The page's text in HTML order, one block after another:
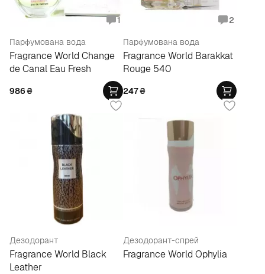
1
Парфумована вода
Fragrance World Change
de Canal Eau Fresh
986₴
2
Парфумована вода
Fragrance World Barakkat
Rouge 540
247₴
Дезодорант
Fragrance World Black
Leather
Дезодорант-спрей
Fragrance World Ophylia